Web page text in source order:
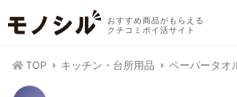
おすすめ商品がもらえる
クチコミポイ活サイト
TOP キッチン・台所用品 ペーパータオ